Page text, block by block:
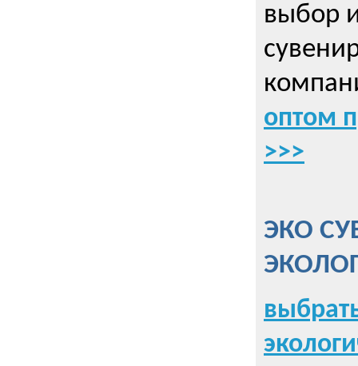
выбор
оптом
>>>
ЭКО